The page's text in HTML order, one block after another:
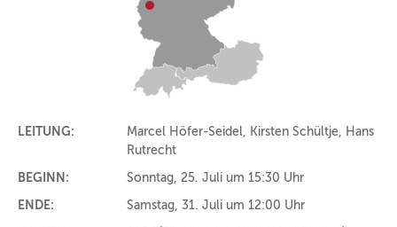
LEITUNG:
Marcel Höfer-Seidel, Kirsten Schültje, Hans
Rutrecht
BEGINN:
Sonntag, 25. Juli um 15:30 Uhr
ENDE:
Samstag, 31. Juli um 12:00 Uhr